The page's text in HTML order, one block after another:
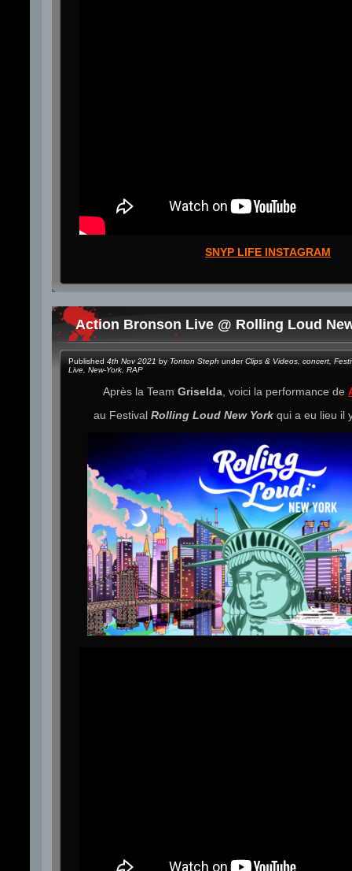
SNYP LIFE INSTAGRAM
Action Bronson Live @ Rolling Loud
Published 4th Nov 2021 by Tonton Steph underClips & Videos concert
Live New-York RAP
Après la Team Griselda , voici la performance de
au Festival Rolling Loud New York qui a eu lieu il